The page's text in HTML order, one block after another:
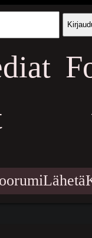
Lähetä